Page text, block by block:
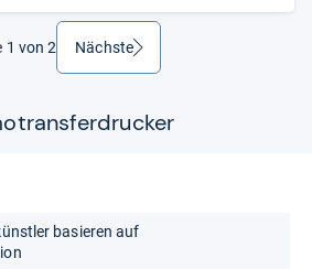
1 von 2 Nächsteweiter
basieren auf